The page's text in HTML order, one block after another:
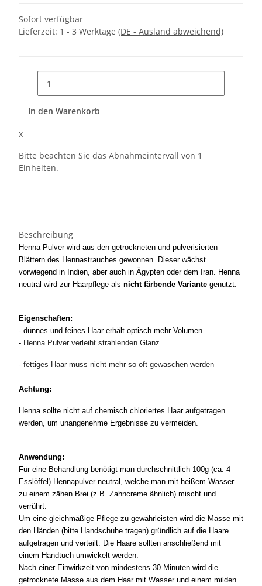
Sofort verfügbar
Lieferzeit: 1 - 3 Werktage (DE - Ausland abweichend)
In den Warenkorb
x
Bitte beachten Sie das Abnahmeintervall von 1
Einheiten.
Beschreibung
Henna Pulver wird aus den getrockneten und pulverisierten
Blättern des Hennastrauches gewonnen. Dieser wächst
vorwiegend in Indien, aber auch in Ägypten oder dem Iran. Henna
neutral wird zur Haarpflege als nicht färbende Variante genutzt.
Eigenschaften:
- dünnes und feines Haar erhält optisch mehr Volumen
- Henna Pulver verleiht strahlenden Glanz
- fettiges Haar muss nicht mehr so oft gewaschen werden
Achtung:
Henna sollte nicht auf chemisch chloriertes Haar aufgetragen
werden, um unangenehme Ergebnisse zu vermeiden.
Anwendung:
Für eine Behandlung benötigt man durchschnittlich 100g (ca. 4
Esslöffel) Hennapulver neutral, welche man mit heißem Wasser
zu einem zähen Brei (z.B. Zahncreme ähnlich) mischt und
verrührt.
Um eine gleichmäßige Pflege zu gewährleisten wird die Masse mit
den Händen (bitte Handschuhe tragen) gründlich auf die Haare
aufgetragen und verteilt. Die Haare sollten anschließend mit
einem Handtuch umwickelt werden.
Nach einer Einwirkzeit von mindestens 30 Minuten wird die
getrocknete Masse aus dem Haar mit Wasser und einem milden